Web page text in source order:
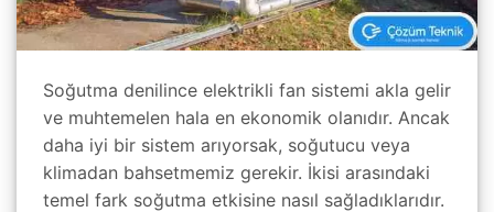
Soğutma denilince elektrikli fan sistemi akla gelir
ve muhtemelen hala en ekonomik olanıdır. Ancak
daha iyi bir sistem arıyorsak, soğutucu veya
klimadan bahsetmemiz gerekir. İkisi arasındaki
temel fark soğutma etkisine nasıl sağladıklarıdır.